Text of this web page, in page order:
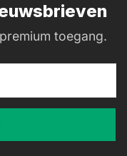
toegang.